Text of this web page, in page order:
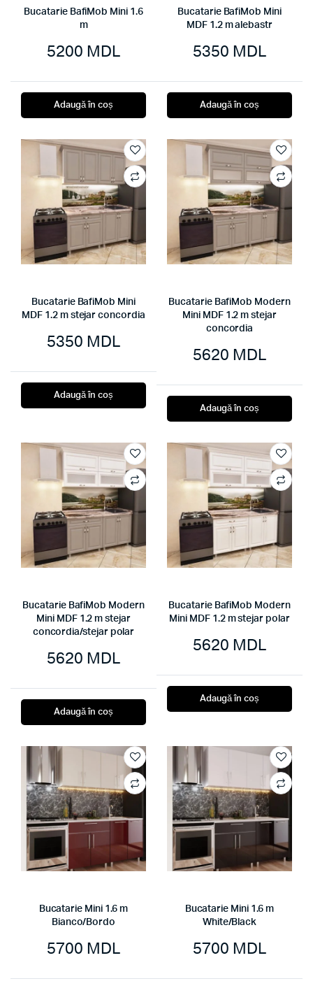
Bucatarie BafiMob Mini 1.6
m
5200 MDL
Adaugă în coș
Bucatarie BafiMob Mini
MDF 1.2 m alebastr
5350 MDL
Adaugă în coș
Bucatarie BafiMob Mini
MDF 1.2 m stejar concordia
5350 MDL
Adaugă în coș
Bucatarie BafiMob Modern
Mini MDF 1.2 m stejar
concordia
5620 MDL
Adaugă în coș
Bucatarie BafiMob Modern
Mini MDF 1.2 m stejar
concordia/stejar polar
5620 MDL
Adaugă în coș
Bucatarie BafiMob Modern
Mini MDF 1.2 m stejar polar
5620 MDL
Adaugă în coș
Bucatarie Mini 1.6 m
Bianco/Bordo
5700 MDL
Bucatarie Mini 1.6 m
White/Black
5700 MDL